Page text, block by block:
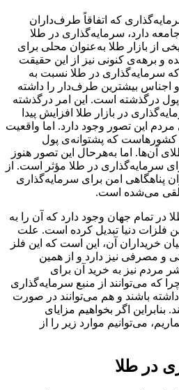
که اتفاقاً طرف‌داران
دارد، سرمایه‌گذاری در طلا
از بازار طلا به‌عنوان محلی برای
و برهه‌ی کنونی نیز از این حقیقت
سرمایه‌گذاری در طلا نسبت به
اجناس بیشترین طرف‌دار را داشته
پول درگذشته است. این امر درگذشته
در بازار طلا افزایش پیدا
این تصور وجود دارد. اما واقعیت
کشورهاست که پشتوانه‌‌‌‌‌‌‌‌‌‌‌‌‌‌‌‌‌‌‌‌‌‌‌‌‌‌‌‌‌‌‌‌‌‌‌‌‌‌‌‌‌‌‌‌‌‌‌‌‌‌‌‌‌‌‌‌‌‌‌‌‌‌‌‌‌‌‌‌‌‌‌‌‌‌‌‌‌‌‌‌ی پول
آن‌‌‌‌‌‌‌‌‌‌‌‌‌‌‌‌‌‌‌‌‌‌‌‌‌‌‌‌‌‌‌‌‌‌‌‌‌‌‌‌‌‌‌‌‌‌‌‌‌‌‌‌‌‌‌‌‌‌‌‌‌‌‌‌‌‌‌‌‌‌‌‌‌‌‌‌‌‌‌‌ها. اما به‌هرحال این تصور هنوز
سرمایه‌‌‌‌‌‌‌‌‌‌‌‌‌‌‌‌‌‌‌‌‌‌‌‌‌‌‌‌‌‌‌‌‌‌‌‌‌‌‌‌‌‌‌‌‌‌‌‌‌‌‌‌‌‌‌‌‌‌‌‌‌‌‌‌‌‌‌‌‌‌‌‌‌‌‌‌‌‌‌‌گذاری در طلا مؤثر است. از
پناهگاهی امن برای سرمایه‌‌‌‌‌‌‌‌‌‌‌‌‌‌‌‌‌‌‌‌‌‌‌‌‌‌‌‌‌‌‌‌‌‌‌‌‌‌‌‌‌‌‌‌‌‌‌‌‌‌‌‌‌‌‌‌‌‌‌‌‌‌‌‌‌‌‌‌‌‌‌‌‌‌‌‌‌‌‌‌گذاری
می‌‌‌‌‌‌‌‌‌‌‌‌‌‌‌‌‌‌‌‌‌‌‌‌‌‌‌‌‌‌‌‌‌‌‌‌‌‌‌‌‌‌‌‌‌‌‌‌‌‌‌‌‌‌‌‌‌‌‌‌‌‌‌‌‌‌‌‌‌‌‌‌‌‌‌‌‌‌‌‌شده است.
در تمام جهان وجود دارد که آن را به
فلزات دنیا تبدیل کرده است. علت
خریداران آن، این است که این فلز
و مصرفی نیز دارد و از همین
نیز به خرید آن برای
که می‌توانند از منبع سرمایه‌گذاری
باشند و هم می‌توانند در صورت
بنابراین اگر بخواهیم مزایای
می‌‌‌‌‌‌‌‌‌‌‌‌‌‌‌‌‌‌‌‌‌‌‌‌‌‌‌‌‌‌‌‌‌‌‌‌‌‌‌‌‌‌‌‌‌‌‌‌‌‌‌‌‌‌‌‌‌‌‌‌‌‌‌‌‌‌‌‌‌‌‌‌‌‌‌‌‌‌‌‌توانیم موارد زیر را از
در طلا